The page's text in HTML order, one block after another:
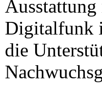
Digitalfunk
die